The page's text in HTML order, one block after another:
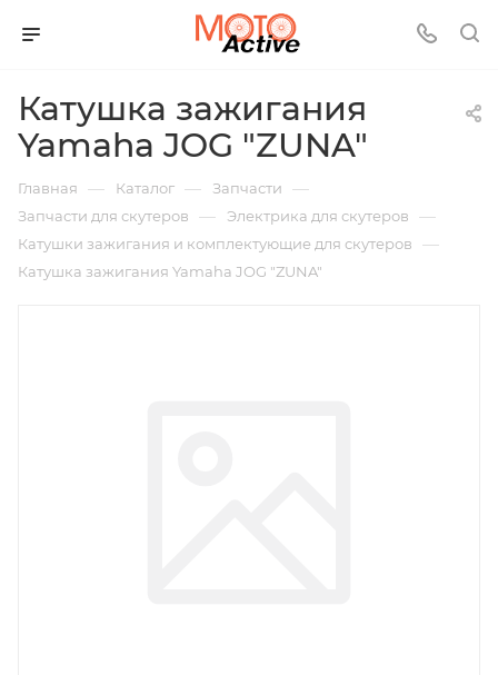
Катушка зажигания
Yamaha JOG "ZUNA"
Главная — Каталог — Запчасти —
Запчасти для скутеров — Электрика для скутеров —
Катушки зажигания и комплектующие для скутеров —
Катушка зажигания Yamaha JOG "ZUNA"